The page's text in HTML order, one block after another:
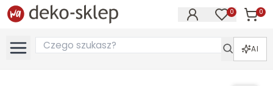
0 0
AI